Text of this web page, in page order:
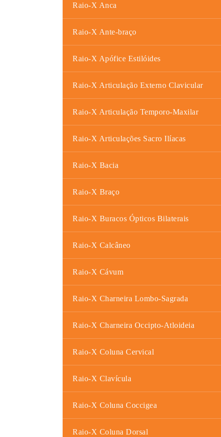
Raio-X Anca
Raio-X Ante-braço
Raio-X Apófice Estilóides
Raio-X Articulação Externo Clavicular
Raio-X Articulação Temporo-Maxilar
Raio-X Articulações Sacro Ilíacas
Raio-X Bacia
Raio-X Braço
Raio-X Buracos Ópticos Bilaterais
Raio-X Calcâneo
Raio-X Cávum
Raio-X Charneira Lombo-Sagrada
Raio-X Charneira Occipto-Atloideia
Raio-X Coluna Cervical
Raio-X Clavícula
Raio-X Coluna Coccigea
Raio-X Coluna Dorsal